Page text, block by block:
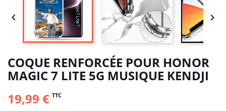
 
COQUE RENFORCÉE POUR HONOR
MAGIC 7 LITE 5G MUSIQUE KENDJI
19,99 € TTC